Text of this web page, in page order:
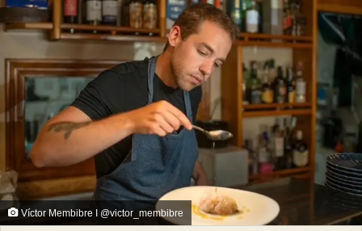
Víctor Membibre I @victor_membibre